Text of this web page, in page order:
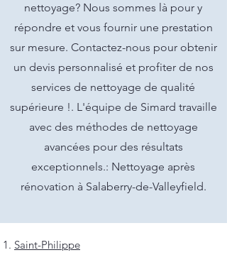
nettoyage? Nous sommes là pour y
répondre et vous fournir une prestation
sur mesure. Contactez-nous pour obtenir
un devis personnalisé et profiter de nos
services de nettoyage de qualité
supérieure !. L'équipe de Simard travaille
avec des méthodes de nettoyage
avancées pour des résultats
exceptionnels.: Nettoyage après
rénovation à Salaberry-de-Valleyfield.
Saint-Philippe